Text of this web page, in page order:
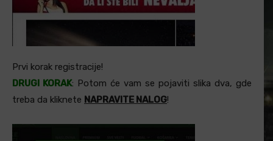
Prvi korak registracije!
DRUGI KORAK: Potom će vam se pojaviti slika dva, gde
treba da kliknete NAPRAVITE NALOG!